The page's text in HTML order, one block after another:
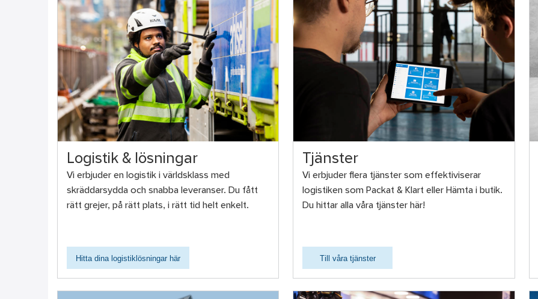
Logistik & lösningar
Vi erbjuder en logistik i världsklass med
skräddarsydda och snabba leveranser. Du fått
rätt grejer, på rätt plats, i rätt tid helt enkelt.
Hitta dina logistiklösningar här
Tjänster
Vi erbjuder flera tjänster som effektiviserar
logistiken som Packat & Klart eller Hämta i butik.
Du hittar alla våra tjänster här!
Till våra tjänster